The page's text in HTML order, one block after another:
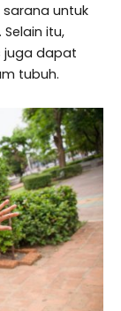
untuk
itu,
juga dapat
tubuh.